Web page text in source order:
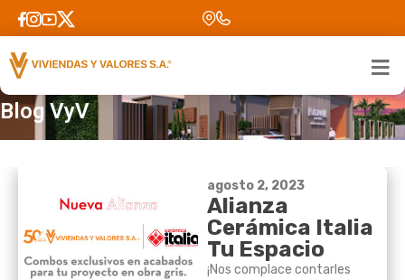
Inicio > Informate con viviendas y valores
Blog VyV
agosto 2, 2023
Alianza
Cerámica Italia
Tu Espacio
¡Nos complace contarles